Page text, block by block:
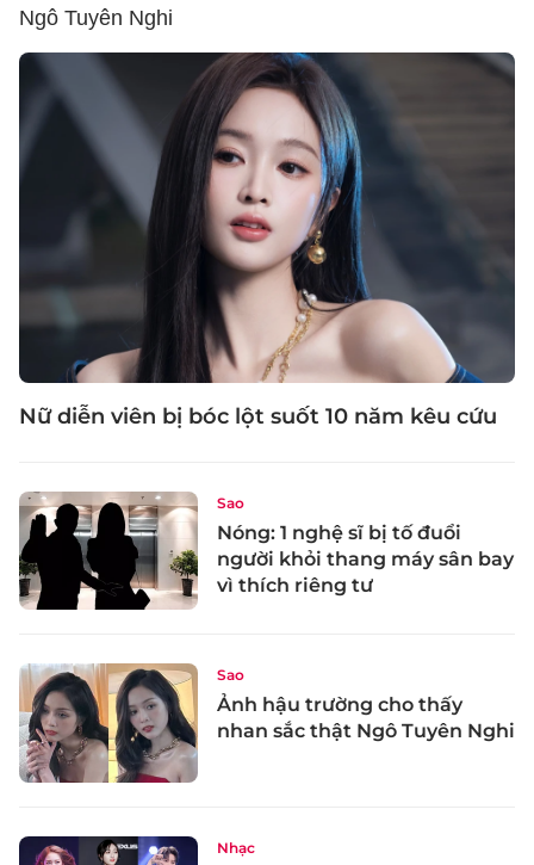
Ngô Tuyên Nghi
Nữ diễn viên bị bóc lột suốt 10 năm kêu cứu
Sao
Nóng: 1 nghệ sĩ bị tố đuổi
người khỏi thang máy sân bay
vì thích riêng tư
Sao
Ảnh hậu trường cho thấy
nhan sắc thật Ngô Tuyên Nghi
Nhạc